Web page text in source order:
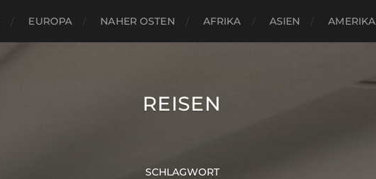
EUROPA NAHER OSTEN AFRIKA ASIEN AMERIKA
REISEN
SCHLAGWORT